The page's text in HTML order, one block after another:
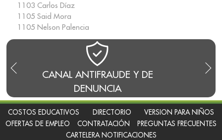
ANTIFRAUDE Y DE
BLOG DEL RECTOR
1103 Carlos Díaz
1105 Said Mora
1105 Nelson Palencia
COSTOS EDUCATIVOS DIRECTORIO
VERSION PARA NIÑOS
OFERTAS DE EMPLEO
CONTRATACIÓN
PREGUNTAS FRECUENTES
CARTELERA NOTIFICACIONES